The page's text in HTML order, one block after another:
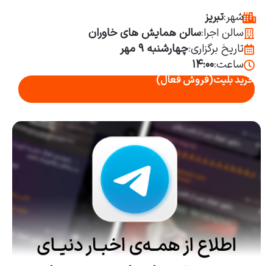
شهر:تبریز
سالن اجرا:سالن همایش های خاوران
تاریخ برگزاری:چهارشنبه ۹ مهر
ساعت:۱۴:۰۰
خرید بلیت(فروش فعال)